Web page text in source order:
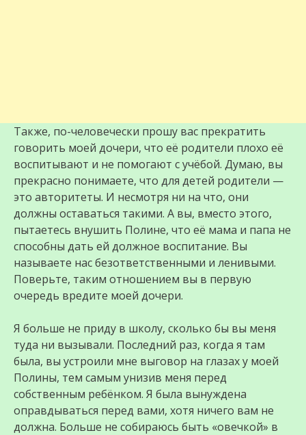
Также, по-человечески прошу вас прекратить
говорить моей дочери, что её родители плохо её
воспитывают и не помогают с учёбой. Думаю, вы
прекрасно понимаете, что для детей родители —
это авторитеты. И несмотря ни на что, они
должны оставаться такими. А вы, вместо этого,
пытаетесь внушить Полине, что её мама и папа не
способны дать ей должное воспитание. Вы
называете нас безответственными и ленивыми.
Поверьте, таким отношением вы в первую
очередь вредите моей дочери.
Я больше не приду в школу, сколько бы вы меня
туда ни вызывали. Последний раз, когда я там
была, вы устроили мне выговор на глазах у моей
Полины, тем самым унизив меня перед
собственным ребёнком. Я была вынуждена
оправдываться перед вами, хотя ничего вам не
должна. Больше не собираюсь быть «овечкой» в